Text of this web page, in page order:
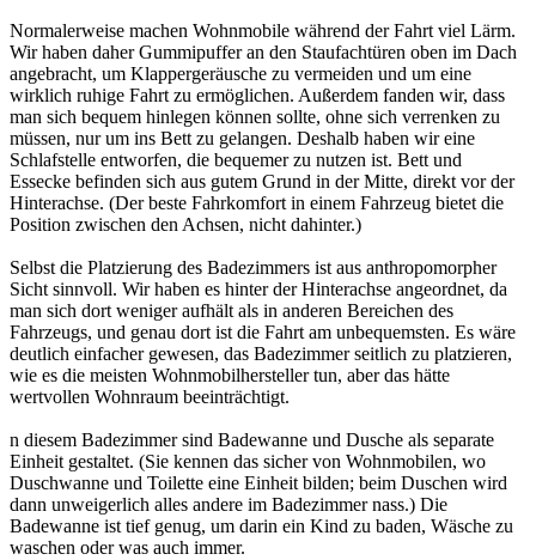
Normalerweise machen Wohnmobile während der Fahrt viel Lärm.
Wir haben daher Gummipuffer an den Staufachtüren oben im Dach
angebracht, um Klappergeräusche zu vermeiden und um eine
wirklich ruhige Fahrt zu ermöglichen. Außerdem fanden wir, dass
man sich bequem hinlegen können sollte, ohne sich verrenken zu
müssen, nur um ins Bett zu gelangen. Deshalb haben wir eine
Schlafstelle entworfen, die bequemer zu nutzen ist. Bett und
Essecke befinden sich aus gutem Grund in der Mitte, direkt vor der
Hinterachse. (Der beste Fahrkomfort in einem Fahrzeug bietet die
Position zwischen den Achsen, nicht dahinter.)
Selbst die Platzierung des Badezimmers ist aus anthropomorpher
Sicht sinnvoll. Wir haben es hinter der Hinterachse angeordnet, da
man sich dort weniger aufhält als in anderen Bereichen des
Fahrzeugs, und genau dort ist die Fahrt am unbequemsten. Es wäre
deutlich einfacher gewesen, das Badezimmer seitlich zu platzieren,
wie es die meisten Wohnmobilhersteller tun, aber das hätte
wertvollen Wohnraum beeinträchtigt.
n diesem Badezimmer sind Badewanne und Dusche als separate
Einheit gestaltet. (Sie kennen das sicher von Wohnmobilen, wo
Duschwanne und Toilette eine Einheit bilden; beim Duschen wird
dann unweigerlich alles andere im Badezimmer nass.) Die
Badewanne ist tief genug, um darin ein Kind zu baden, Wäsche zu
waschen oder was auch immer.